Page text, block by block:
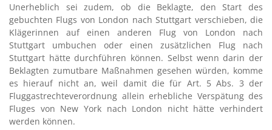
Unerheblich sei zudem, ob die Beklagte, den Start des
gebuchten Flugs von London nach Stuttgart verschieben, die
Klägerinnen auf einen anderen Flug von London nach
Stuttgart umbuchen oder einen zusätzlichen Flug nach
Stuttgart hätte durchführen können. Selbst wenn darin der
Beklagten zumutbare Maßnahmen gesehen würden, komme
es hierauf nicht an, weil damit die für Art. 5 Abs. 3 der
Fluggastrechteverordnung allein erhebliche Verspätung des
Fluges von New York nach London nicht hätte verhindert
werden können.